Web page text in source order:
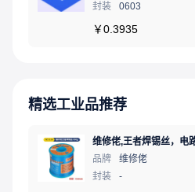
封装
0603
￥0.3935
精选工业品推荐
品牌
维修佬
封装
-